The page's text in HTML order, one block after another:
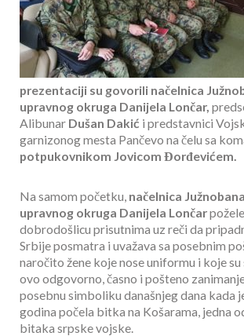
prezentaciji su govorili načelnica
upravnog okruga Danijela Lončar,
Alibunar Dušan Dakić i predstavnici
garnizonog mesta Pančevo na čelu sa
potpukovnikom Jovicom Đorđevićem.
Na samom početku, načelnica
upravnog okruga Danijela Lončar
dobrodošlicu prisutnima uz reči da
Srbije posmatra i uvažava sa posebnim
naročito žene koje nose uniformu i koje su
ovo odgovorno, časno i pošteno
posebnu simboliku današnjeg dana kada
godina počela bitka na Košarama, jedna
bitaka srpske vojske.